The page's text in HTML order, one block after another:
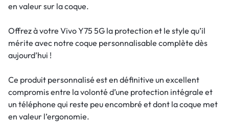
en valeur sur la coque.
Offrez à votre Vivo Y75 5G la protection et le style qu’il
mérite avec notre coque personnalisable complète dès
aujourd’hui !
Ce produit personnalisé est en définitive un excellent
compromis entre la volonté d’une protection intégrale et
un téléphone qui reste peu encombré et dont la coque met
en valeur l’ergonomie.